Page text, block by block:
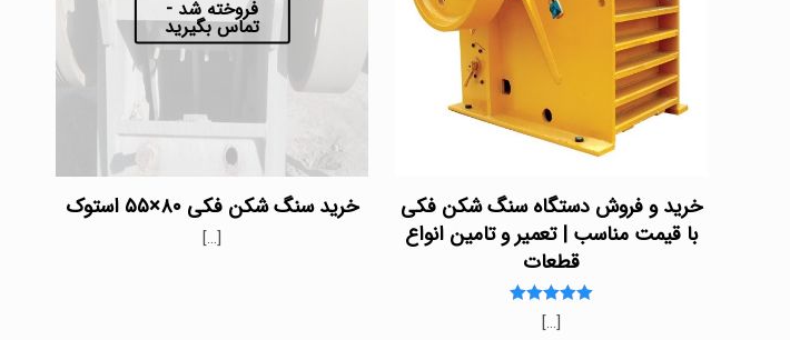
خرید و فروش دستگاه سنگ شکن فکی
با قیمت مناسب | تعمیر و تامین انواع
قطعات
Rated
5.00
[…]
فروخته شد -
تماس بگیرید
خرید سنگ شکن فکی ۸۰×۵۵ استوک
[…]